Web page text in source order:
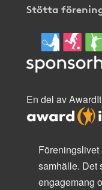
Stötta
En del av AwardIt
samhälle. Det
engagemang